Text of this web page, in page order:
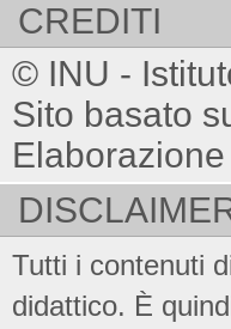
CREDITI
© INU -
Sito basato
Tutti i contenuti
didattico. È